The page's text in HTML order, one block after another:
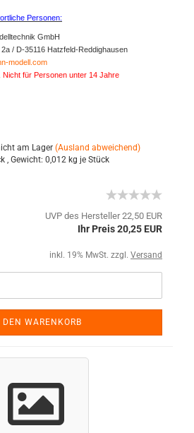
Personen:
GmbH
/ D-35116 Hatzfeld-Reddighausen
modell.com
Nicht für Personen unter 14 Jahre
am Lager (Ausland abweichend)
, Gewicht: 0,012 kg je Stück
UVP des Hersteller 22,50 EUR
Ihr Preis 20,25 EUR
inkl. 19% MwSt. zzgl. Versand
DEN WARENKORB